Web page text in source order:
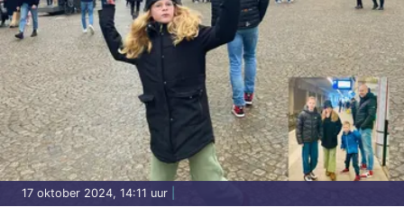
17 oktober 2024, 14:11 uur